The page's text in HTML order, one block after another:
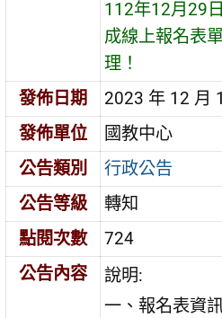
112年12月29
成線上報名表
理！
發佈日期
2023 年 12 月
發佈單位
國教中心
公告類別
行政公告
公告等級
轉知
點閱次數
724
公告內容
說明:
一、報名表資